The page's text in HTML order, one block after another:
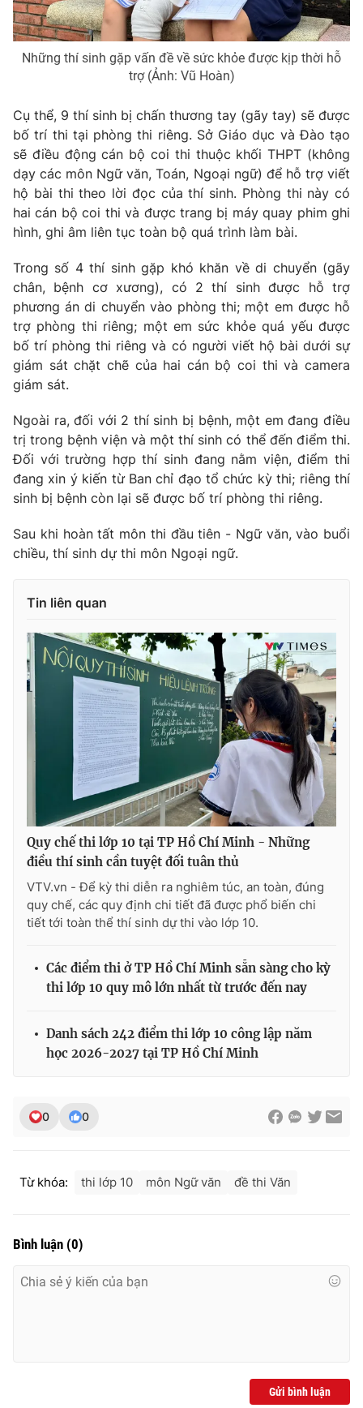
Những thí sinh gặp vấn đề về sức khỏe được kịp thời hỗ
trợ (Ảnh: Vũ Hoàn)
Cụ thể, 9 thí sinh bị chấn thương tay (gãy tay) sẽ được
bố trí thi tại phòng thi riêng. Sở Giáo dục và Đào tạo
sẽ điều động cán bộ coi thi thuộc khối THPT (không
dạy các môn Ngữ văn, Toán, Ngoại ngữ) để hỗ trợ viết
hộ bài thi theo lời đọc của thí sinh. Phòng thi này có
hai cán bộ coi thi và được trang bị máy quay phim ghi
hình, ghi âm liên tục toàn bộ quá trình làm bài.
Trong số 4 thí sinh gặp khó khăn về di chuyển (gãy
chân, bệnh cơ xương), có 2 thí sinh được hỗ trợ
phương án di chuyển vào phòng thi; một em được hỗ
trợ phòng thi riêng; một em sức khỏe quá yếu được
bố trí phòng thi riêng và có người viết hộ bài dưới sự
giám sát chặt chẽ của hai cán bộ coi thi và camera
giám sát.
Ngoài ra, đối với 2 thí sinh bị bệnh, một em đang điều
trị trong bệnh viện và một thí sinh có thể đến điểm thi.
Đối với trường hợp thí sinh đang nằm viện, điểm thi
đang xin ý kiến từ Ban chỉ đạo tổ chức kỳ thi; riêng thí
sinh bị bệnh còn lại sẽ được bố trí phòng thi riêng.
Sau khi hoàn tất môn thi đầu tiên - Ngữ văn, vào buổi
chiều, thí sinh dự thi môn Ngoại ngữ.
Tin liên quan
Quy chế thi lớp 10 tại TP Hồ Chí Minh - Những
điều thí sinh cần tuyệt đối tuân thủ
VTV.vn - Để kỳ thi diễn ra nghiêm túc, an toàn, đúng
quy chế, các quy định chi tiết đã được phổ biến chi
tiết tới toàn thể thí sinh dự thi vào lớp 10.
Các điểm thi ở TP Hồ Chí Minh sẵn sàng cho kỳ
thi lớp 10 quy mô lớn nhất từ trước đến nay
Danh sách 242 điểm thi lớp 10 công lập năm
học 2026-2027 tại TP Hồ Chí Minh
0 0
Từ khóa: thi lớp 10 môn Ngữ văn đề thi Văn
Bình luận (0)
Gửi bình luận